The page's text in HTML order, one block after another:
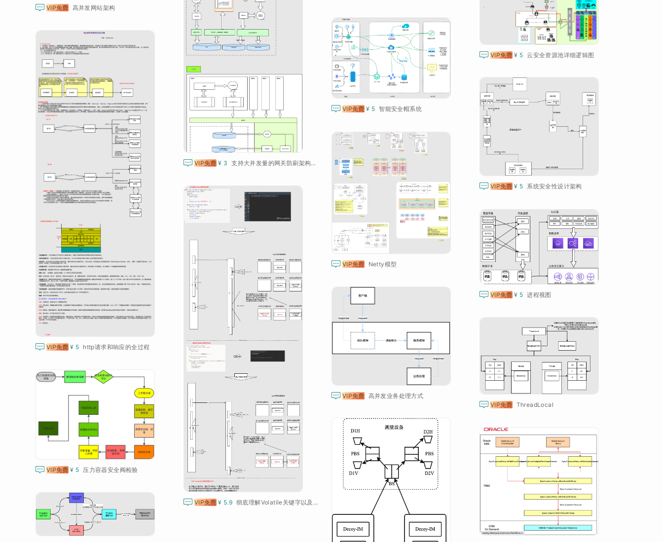
 VIP免费 ¥ 3 支持大并发量的网关防刷架构方案
 VIP免费 高并发网站架构
 VIP免费 ¥ 5 云安全资源池详细逻辑图
 VIP免费 ¥ 5 智能安全帽系统
 VIP免费 ¥ 5 http请求和响应的全过程
 VIP免费 ¥ 5 系统安全性设计架构
 VIP免费 Netty模型
 VIP免费 ¥ 5.9 彻底理解Volatile关键字以及volatile为什么不能保证线程安全
 VIP免费 ¥ 5 进程视图
 VIP免费 高并发业务处理方式
 VIP免费 ThreadLocal
 VIP免费 ¥ 5 压力容器安全阀检验